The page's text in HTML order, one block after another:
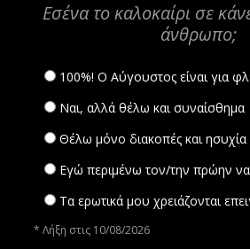
Εσένα το καλοκαίρι σε
άνθρωπο;
100%! Ο Αύγουστος είναι για
Ναι, αλλά θέλω και συναίσθημα
Θέλω μόνο διακοπές και ησυχία
Εγώ περιμένω τον/την πρώην να
Τα ερωτικά μου χρειάζονται
* Λήξη στις 10/08/2026